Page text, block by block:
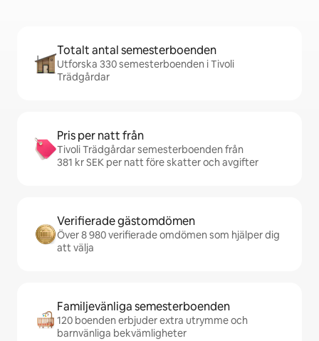
Totalt antal semesterboenden
Utforska 330 semesterboenden i Tivoli
Trädgårdar
Pris per natt från
Tivoli Trädgårdar semesterboenden från
381 kr SEK per natt före skatter och avgifter
Verifierade gästomdömen
Över 8 980 verifierade omdömen som hjälper dig
att välja
Familjevänliga semesterboenden
120 boenden erbjuder extra utrymme och
barnvänliga bekvämligheter